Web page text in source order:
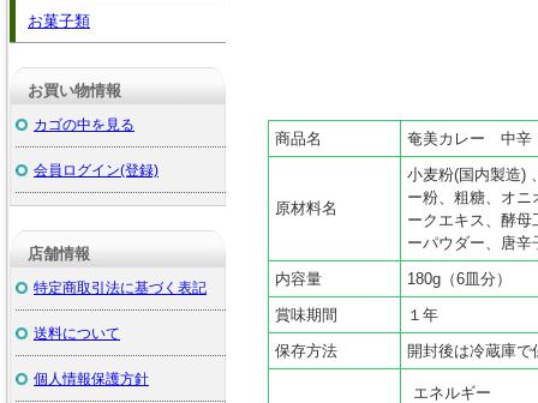
商品名 奄美カレー 中
原材料名
小麦粉(国内製造)
ー粉、粗糖、オ
ークエキス、酵
ーパウダー、唐
内容量
180g（6皿分）
賞味期間
１年
保存方法
開封後は冷蔵庫
エネルギー
お菓子類
お買い物情報
カゴの中を見る
会員ログイン(登録)
店舗情報
特定商取引法に基づく表記
送料について
個人情報保護方針